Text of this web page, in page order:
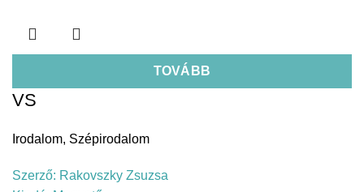
TOVÁBB
VS
Irodalom, Szépirodalom
Szerző: Rakovszky Zsuzsa